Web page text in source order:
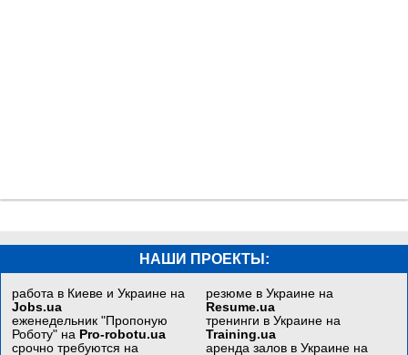
НАШИ ПРОЕКТЫ:
работа в Киеве и Украине на
Jobs.ua
еженедельник "Пропоную
Роботу" на Pro-robotu.ua
срочно требуются на
резюме в Украине на
Resume.ua
тренинги в Украине на
Training.ua
аренда залов в Украине на